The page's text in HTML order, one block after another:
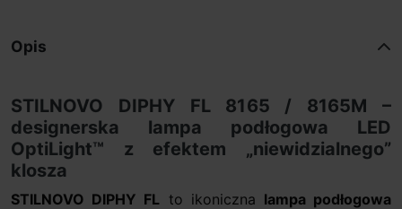
Opis
STILNOVO DIPHY FL 8165 / 8165M –
designerska lampa podłogowa LED
OptiLight™ z efektem „niewidzialnego”
klosza
STILNOVO DIPHY FL to ikoniczna lampa podłogowa